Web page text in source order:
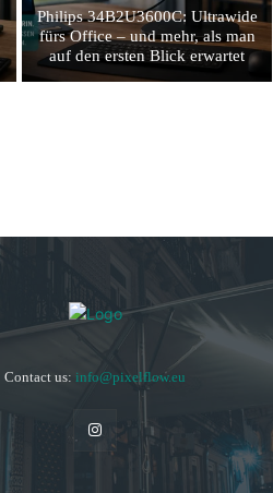
Philips 34B2U3600C: Ultrawide
fürs Office – und mehr, als man
auf den ersten Blick erwartet
Contact us: info@pixelflow.eu